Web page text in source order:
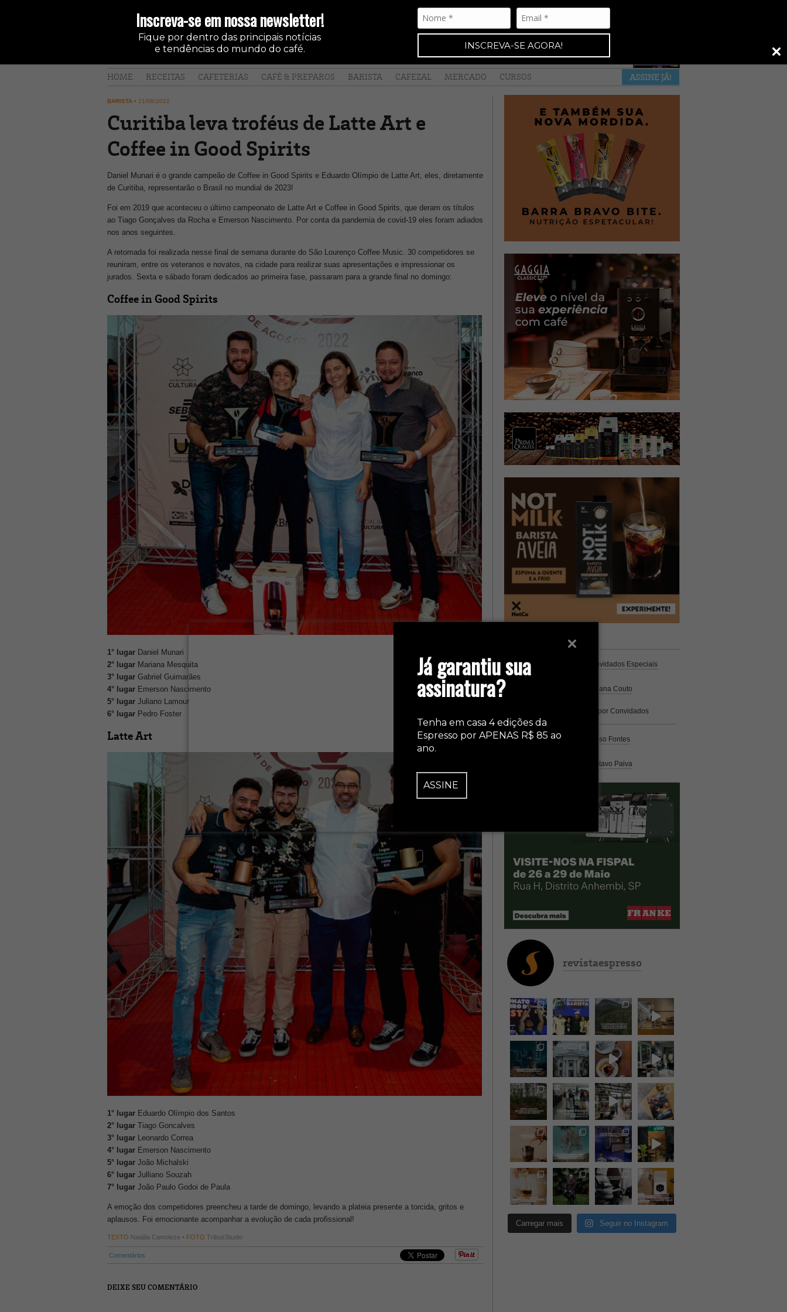
Já garantiu sua
assinatura?
Tenha em casa 4 edições da
Espresso por APENAS R$ 85 ao
ano.
ASSINE
Inscreva-se em nossa newsletter!
Fique por dentro das principais notícias
e tendências do mundo do café.
INSCREVA-SE AGORA!
•NAS BANCAS
HOME RECEITAS CAFETERIAS CAFÉ & PREPAROS BARISTA CAFEZAL MERCADO ASSINE JÁ!
CURSOS
BARISTA • 21/08/2022
Curitiba leva troféus de Latte Art e
Coffee in Good Spirits
Daniel Munari é o grande campeão de Coffee in Good Spirits e Eduardo Olímpio de Latte Art, eles, diretamente
de Curitiba, representarão o Brasil no mundial de 2023!
Foi em 2019 que aconteceu o último campeonato de Latte Art e Coffee in Good Spirits, que deram os títulos
ao Tiago Gonçalves da Rocha e Emerson Nascimento. Por conta da pandemia de covid-19 eles foram adiados
nos anos seguintes.
A retomada foi realizada nesse final de semana durante do São Lourenço Coffee Music. 30 competidores se
reuniram, entre os veteranos e novatos, na cidade para realizar suas apresentações e impressionar os
jurados. Sexta e sábado foram dedicados ao primeira fase, passaram para a grande final no domingo:
Coffee in Good Spirits
1° lugar Daniel Munari
2° lugar Mariana Mesquita
3° lugar Gabriel Guimarães
4° lugar Emerson Nascimento
5° lugar Juliano Lamour
6° lugar Pedro Foster
Latte Art
1° lugar Eduardo Olímpio dos Santos
2° lugar Tiago Goncalves
3° lugar Leonardo Correa
4° lugar Emerson Nascimento
5° lugar João Michalski
6° lugar Julliano Souzah
7° lugar João Paulo Godoi de Paula
A emoção dos competidores preencheu a tarde de domingo, levando a plateia presente a torcida, gritos e
aplausos. Foi emocionante acompanhar a evolução de cada profissional!
TEXTO Natália Camoleze • FOTO TribusStudio
Comentários
DEIXE SEU COMENTÁRIO
Espresso
Coluna Café por Convidados Especiais
por Cristiana Couto
por Convidados
Especiais
Análisepor Caio Alonso Fontes
por Gustavo Paiva
revistaespresso
Carregar mais Seguir no Instagram